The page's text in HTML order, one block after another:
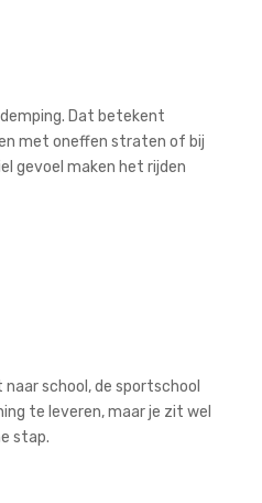
Dat betekent
met oneffen straten of bij
gevoel maken het rijden
school, de sportschool
te leveren, maar je zit wel
stap.